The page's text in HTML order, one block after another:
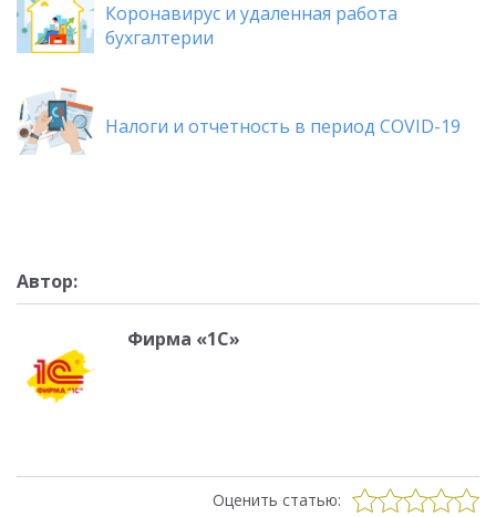
Коронавирус и удаленная работа
бухгалтерии
Налоги и отчетность в период COVID-19
Автор:
Фирма «1С»
Оценить статью: